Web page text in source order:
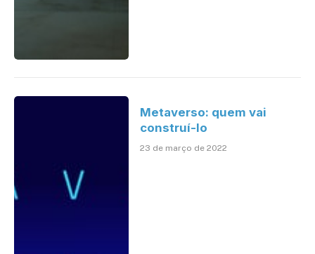
Metaverso: quem vai
construí-lo
23 de março de 2022